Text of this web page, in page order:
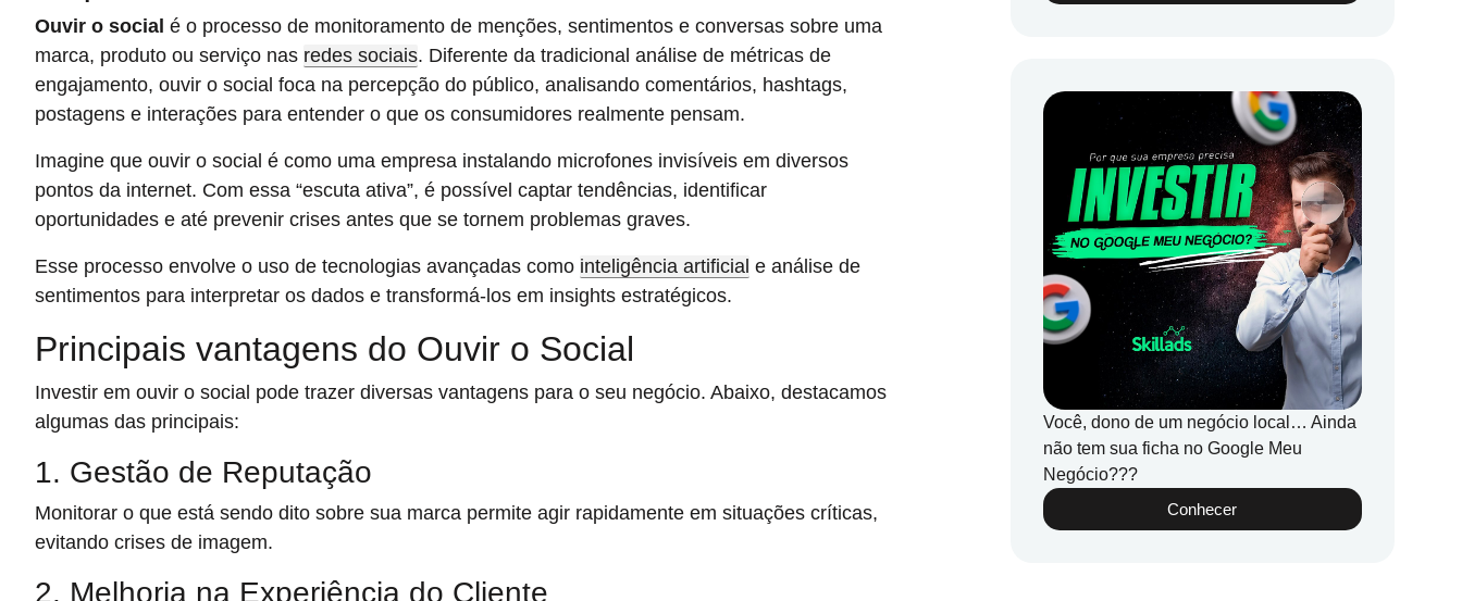
Ouvir o social é o processo de monitoramento de menções, sentimentos e conversas sobre uma
marca, produto ou serviço nas redes sociais. Diferente da tradicional análise de métricas de
engajamento, ouvir o social foca na percepção do público, analisando comentários, hashtags,
postagens e interações para entender o que os consumidores realmente pensam.
Imagine que ouvir o social é como uma empresa instalando microfones invisíveis em diversos
pontos da internet. Com essa “escuta ativa”, é possível captar tendências, identificar
oportunidades e até prevenir crises antes que se tornem problemas graves.
Esse processo envolve o uso de tecnologias avançadas como inteligência artificial e análise de
sentimentos para interpretar os dados e transformá-los em insights estratégicos.
Principais vantagens do Ouvir o Social
Investir em ouvir o social pode trazer diversas vantagens para o seu negócio. Abaixo, destacamos
algumas das principais:
1. Gestão de Reputação
Monitorar o que está sendo dito sobre sua marca permite agir rapidamente em situações críticas,
evitando crises de imagem.
2. Melhoria na Experiência do Cliente
Você, dono de um negócio local… Ainda
não tem sua ficha no Google Meu
Negócio???
Conhecer